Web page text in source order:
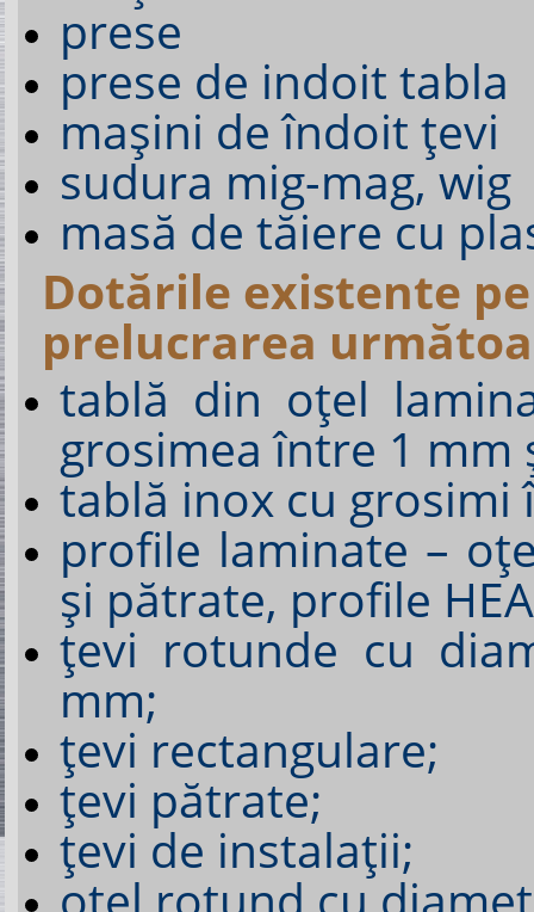
prese
prese de indoit tabla
maşini de îndoit ţevi
sudura mig-mag, wig
masă de tăiere cu
Dotările existente
prelucrarea
tablă din oțel
grosimea între 1 mm
tablă inox cu grosimi
profile laminate –
şi pătrate, profile
ţevi rotunde cu
mm;
ţevi rectangulare;
ţevi pătrate;
ţevi de instalaţii;